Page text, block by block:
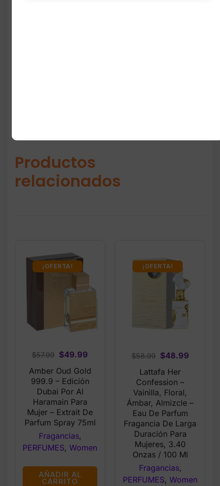
Un clásico amado en todo el
Productos
relacionados
¡OFERTA!
$57.99 Original
price
was:
$57.99.
$49.99
price
is:
Amber Oud Gold
999.9 – Edición
Dubai Por Al
Haramain Para
Mujer – Extrait De
Parfum Spray 75ml
Fragancias,
PERFUMES, Women
AÑADIR AL
CARRITO
¡OFERTA!
$58.99
Original
price
was:
$58.99.
$48.99Current
Lattafa Her
Confession –
Vainilla, Floral,
Ámbar, Almizcle –
Eau De Parfum
Fragancia De Larga
Duración Para
Mujeres, 3.40
Onzas / 100 Ml
Fragancias,
PERFUMES, Women